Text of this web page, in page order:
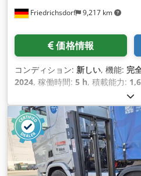
Friedrichsdorf 9,217 km
価格情報
コンディション: 新しい, 機能: 完
2024, 稼働時間: 5 h, 積載能力:
1,420
ト型式:トリプレックス, 建設高:
mm, 空車重量: 1,340 kg（キロ
動方式:Elektro, 建設幅:820 mm